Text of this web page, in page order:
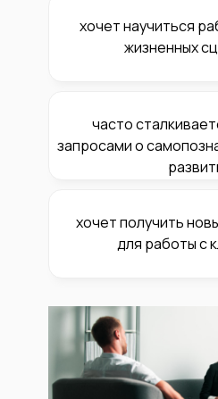
хочет научиться
жизненных
часто
запросами о
хочет получить
для работы с